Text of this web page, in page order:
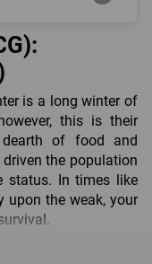
is a long winter of
this is their
of food and
the population
status. In times like
upon the weak, your
of 40 fixed